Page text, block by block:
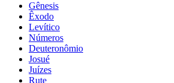
Gênesis
Êxodo
Levítico
Números
Deuteronômio
Josué
Juízes
Rute